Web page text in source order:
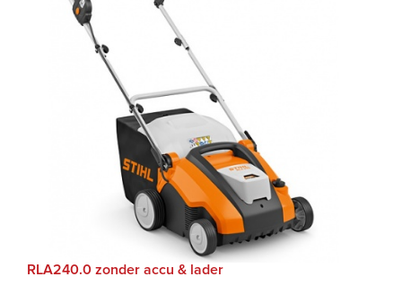
RLA240.0 zonder accu & lader